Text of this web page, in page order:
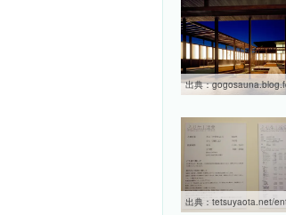
出典：gogosauna.blog.fc2.com/blog-date-
出典： tetsuyaota.net/entry/2013/11/